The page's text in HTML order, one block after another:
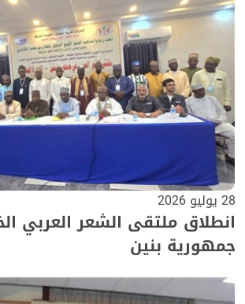
28 يوليو 2026
انطلاق ملتقى الشعر العربي
جمهورية بنين